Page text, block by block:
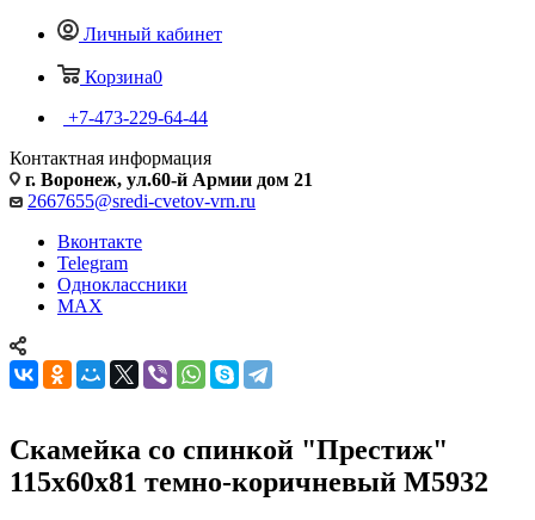
Личный кабинет
Корзина0
+7-473-229-64-44
Контактная информация
г. Воронеж, ул.60-й Армии дом 21
2667655@sredi-cvetov-vrn.ru
Вконтакте
Telegram
Одноклассники
MAX
Скамейка со спинкой "Престиж"
115х60х81 темно-коричневый М5932